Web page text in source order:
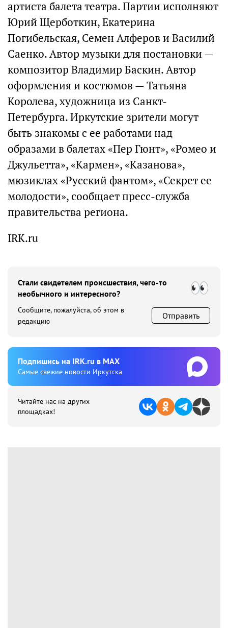
артиста балета театра. Партии исполняют
Юрий Щерботкин, Екатерина
Погибельская, Семен Алферов и Василий
Саенко. Автор музыки для постановки —
композитор Владимир Баскин. Автор
оформления и костюмов — Татьяна
Королева, художница из Санкт-
Петербурга. Иркутские зрители могут
быть знакомы с ее работами над
образами в балетах «Пер Гюнт», «Ромео и
Джульетта», «Кармен», «Казанова»,
мюзиклах «Русский фантом», «Секрет ее
молодости», сообщает пресс-служба
правительства региона.
IRK.ru
Стали свидетелем происшествия, чего-то
необычного и интересного?
Сообщите, пожалуйста, об этом в
редакцию
Отправить
Подпишиcь на IRK.ru в MAX
Cамые свежие новости Иркутска
Читайте нас на других
площадках!